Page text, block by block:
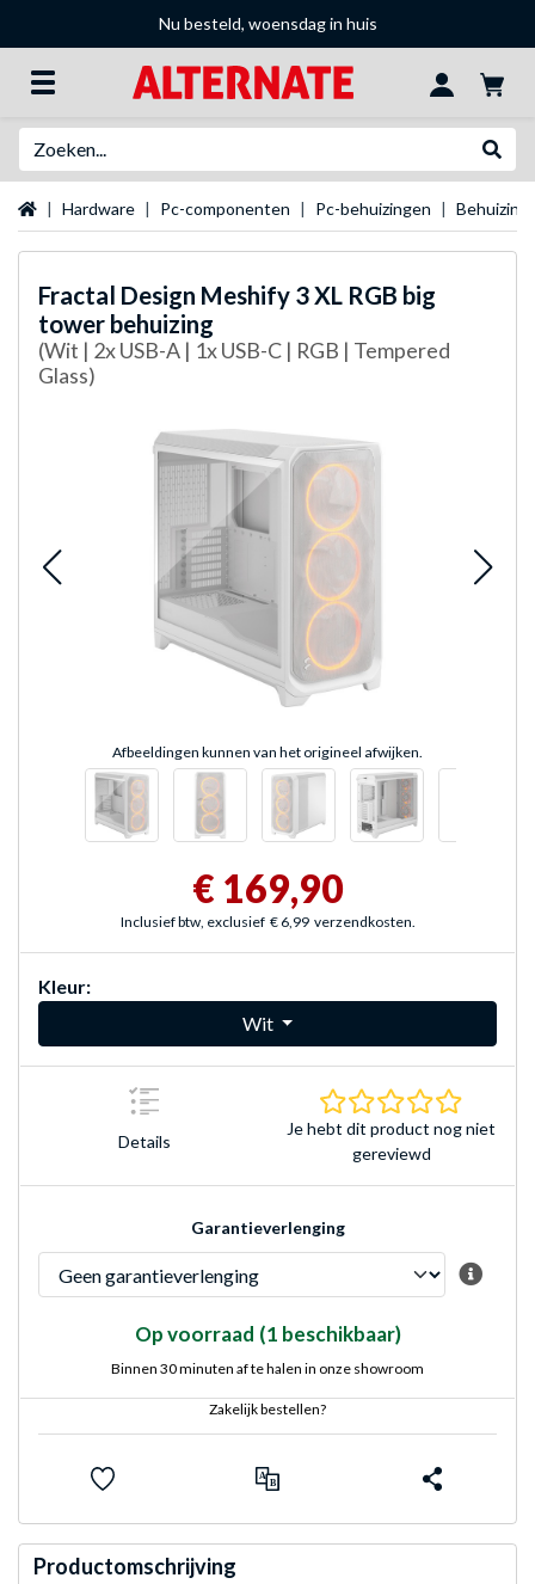
Nu besteld, woensdag in huis
Startpagina
Hardware Pc-componenten Pc-behuizingen
Fractal Design Meshify 3 XL RGB big
tower behuizing
(Wit | 2x USB-A | 1x USB-C | RGB | Tempered
Glass)
Afbeeldingen kunnen van het origineel afwijken.
€ 169,90
Inclusief btw, exclusief € 6,99 verzendkosten.
Kleur:
Wit
Details
Je hebt dit product nog niet
gereviewd
Garantieverlenging
Op voorraad (1 beschikbaar)
Binnen 30 minuten af te halen in onze showroom
Zakelijk bestellen?
Productomschrijving